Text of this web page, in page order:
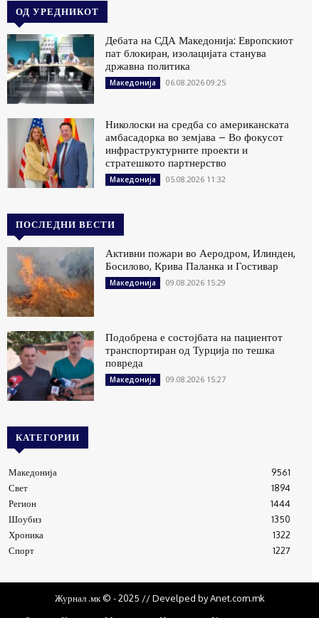
ОД УРЕДНИКОТ
Дебата на СДА Македонија: Европскиот
пат блокиран, изолацијата станува
државна политика
Македонија 06.08.2026 09:25
Николоски на средба со американската
амбасадорка во земјава – Во фокусот
инфраструктурните проекти и
стратешкото партнерство
Македонија 05.08.2026 11:32
ПОСЛЕДНИ ВЕСТИ
Активни пожари во Аеродром, Илинден,
Босилово, Крива Паланка и Гостивар
Македонија 09.08.2026 15:29
Подобрена е состојбата на пациентот
транспортиран од Турција по тешка
повреда
Македонија 09.08.2026 15:27
КАТЕГОРИИ
Македонија
9561
Свет
1894
Регион
1444
Шоубиз
1350
Хроника
1322
Спорт
1227
Журнал .мк © - 2025 // Develped by Anet.com.mk